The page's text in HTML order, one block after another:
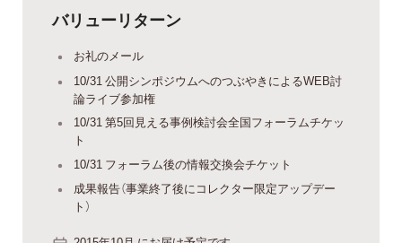
バリューリターン
お礼のメール
10/31 公開シンポジウムへのつぶやきによるWEB討
論ライブ参加権
10/31 第5回見える事例検討会全国フォーラムチケッ
ト
10/31 フォーラム後の情報交換会チケット
成果報告（事業終了後にコレクター限定アップデー
ト）